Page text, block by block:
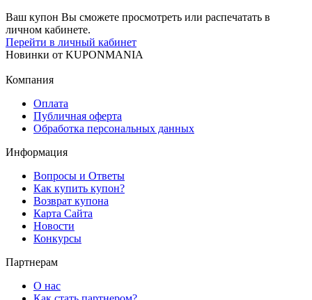
Ваш купон Вы сможете просмотреть или распечатать в
личном кабинете.
Перейти в личный кабинет
Новинки от KUPONMANIA
Компания
Оплата
Публичная оферта
Обработка персональных данных
Информация
Вопросы и Ответы
Как купить купон?
Возврат купона
Карта Сайта
Новости
Конкурсы
Партнерам
О нас